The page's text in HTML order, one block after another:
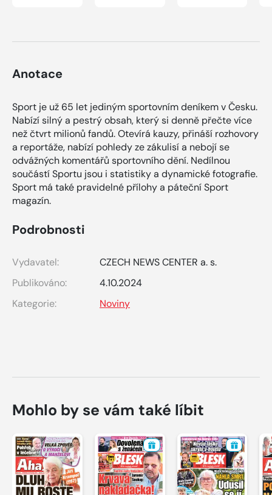
Anotace
Sport je už 65 let jediným sportovním deníkem v Česku.
Nabízí silný a pestrý obsah, který si denně přečte více
než čtvrt milionů fandů. Otevírá kauzy, přináší rozhovory
a reportáže, nabízí pohledy ze zákulisí a nebojí se
odvážných komentářů sportovního dění. Nedílnou
součástí Sportu jsou i statistiky a dynamické fotografie.
Sport má také pravidelné přílohy a páteční Sport
magazín.
Podrobnosti
Vydavatel:
CZECH NEWS CENTER a. s.
Publikováno:
4.10.2024
Kategorie:
Noviny
Mohlo by se vám také líbit